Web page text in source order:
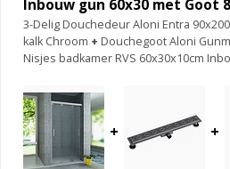
Inbouw gun 60x30 met Goot
3-Delig Douchedeur Aloni Entra
kalk Chroom + Douchegoot Aloni
Nisjes badkamer RVS 60x30x10cm
+ +